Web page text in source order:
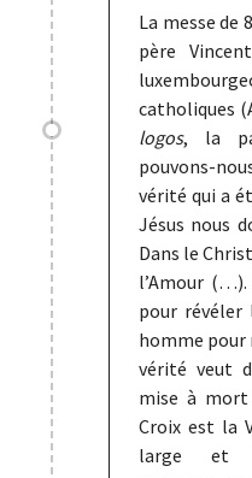
La messe de
père
catholiques
logos, la
pouvons-
vérité qui a
Jésus nous
Dans le
l’Amour
pour révéler
homme pour
vérité veut
mise à
Croix est la
large et